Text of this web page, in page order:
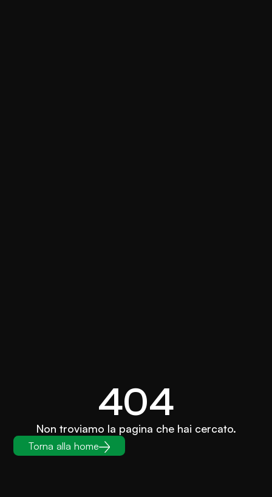
404
Non troviamo la pagina che hai cercato.
Torna alla home